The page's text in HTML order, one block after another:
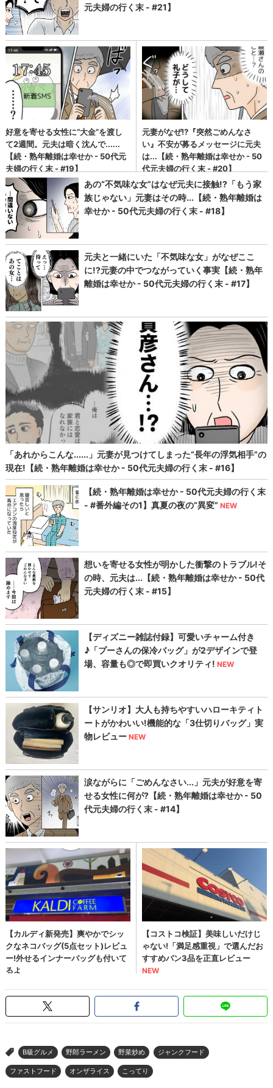
> B級グルメ 野郎ラーメン 野菜炒め ジャンクフード
ファストフード オンザライス こってり